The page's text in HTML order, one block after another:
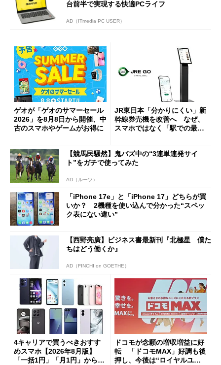
台前半で実現する快適PCライフ
AD（ITmedia PC USER）
ゲオが「ゲオのサマーセール
2026」を8月8日から開催、中
古のスマホやゲームがお得に
JR東日本「分かりにくい」新
幹線券売機を改善へ なぜ、
スマホではなく「駅での最短
【競馬民騒然】鬼バズ中の“3連単連発サイ
ト”をガチで使ってみた
AD（ルーツ）
「iPhone 17e」と「iPhone 17」どちらが買
いか？ 2機種を使い込んで分かった“スペッ
ク表にない違い”
【西野亮廣】ビジネス書最新刊『北極星 僕た
ちはどう働くか』
AD（FINCHI on GOETHE）
4キャリアで買うべきおすす
めスマホ【2026年8月版】
「一括1円」「月1円」からお
ドコモが念願の増収増益に好
転 「ドコモMAX」好調も後
押し、今後は“ロイヤルユー